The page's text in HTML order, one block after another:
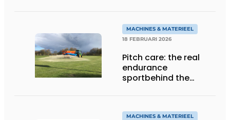
MACHINES & MATERIEEL
18 FEBRUARI 2026
Pitch care: the real
endurance
sportbehind the
MACHINES & MATERIEEL